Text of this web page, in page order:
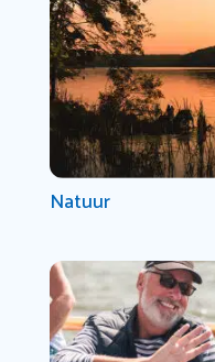
Natuur